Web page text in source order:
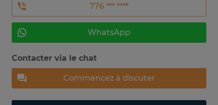
776 *** ****
WhatsApp
Contacter via le chat
Commencez à discuter